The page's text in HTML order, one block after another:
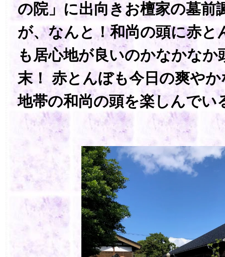
の院」に出向きお檀家の墓前
が、なんと！和尚の頭に赤と
も居心地が良いのかなかなか
末！ 赤とんぼも今日の爽や
地帯の和尚の頭を楽しんでい